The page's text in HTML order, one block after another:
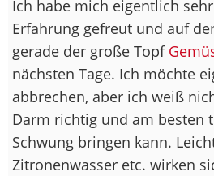
Ich habe mich eigentlich
Erfahrung gefreut und auf
gerade der große Topf
nächsten Tage. Ich möchte
abbrechen, aber ich weiß
Darm richtig und am besten
Schwung bringen kann.
Zitronenwasser etc. wirken